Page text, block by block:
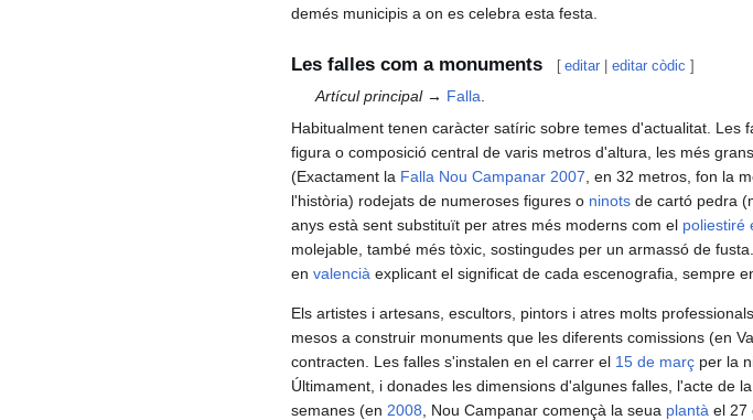
demés municipis a on es celebra esta festa.
Les falles com a monuments [ editar |editar còdic ]
Artícul principal → Falla
Habitualment tenen caràcter satíric sobre temes d'actualitat. Les
figura o composició central de varis metros d'altura, les més
(Exactament la Falla Nou Campanar 2007 , en 32 metros, fon la
l'història) rodejats de numeroses figures o ninots de cartó pedra
anys està sent substituït per atres més moderns com el poliestiré
molejable, també més tòxic, sostingudes per un armassó de
en valencià explicant el significat de cada escenografia, sempre
Els artistes i artesans, escultors, pintors i atres molts
mesos a construir monuments que les diferents comissions (en
contracten. Les falles s'instalen en el carrer el 15 de març per la
Últimament, i donades les dimensions d'algunes falles, l'acte de
semanes (en 2008 , Nou Campanar començà la seua plantà el 27